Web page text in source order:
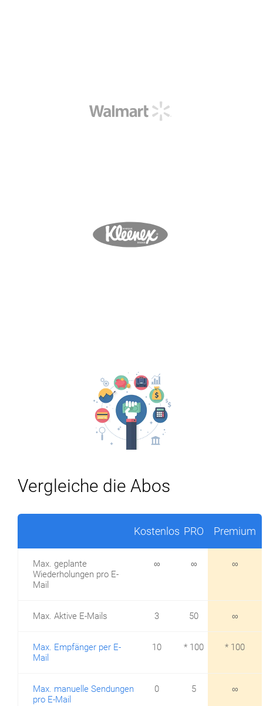
Vergleiche die Abos
Kostenlos PRO Premium
Max. geplante
Wiederholungen pro E-
Mail
∞ ∞ ∞
Max. Aktive E-Mails 3 50 ∞
Max. Empfänger per E-
Mail
10 * 100 * 100
Max. manuelle Sendungen
pro E-Mail
0 5 ∞